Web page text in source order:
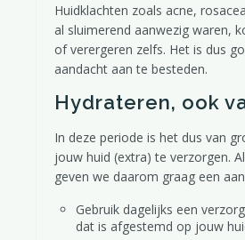
Huidklachten zoals acne,
al sluimerend aanwezig waren,
of verergeren zelfs. Het is dus
aandacht aan te besteden.
Hydrateren, ook
In deze periode is het dus van
jouw huid (extra) te verzorgen.
geven we daarom graag een
Gebruik dagelijks een
dat is afgestemd op jouw